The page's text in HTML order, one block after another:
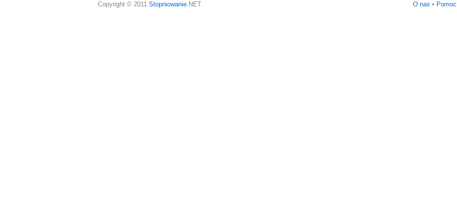
O nas • Pomoc
Copyright © 2011 Stopniowanie.NET